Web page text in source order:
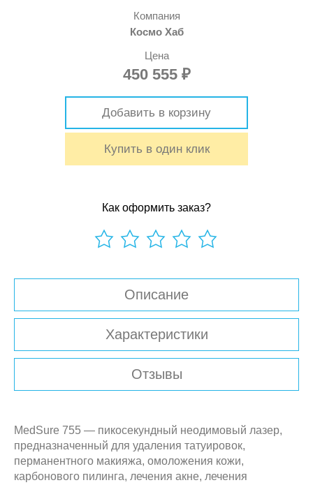
Компания
Космо Хаб
Цена
450 555 ₽
Добавить в корзину
Купить в один клик
Как оформить заказ?
0
Описание
Характеристики
Отзывы
MedSure 755 — пикосекундный неодимовый лазер,
предназначенный для удаления татуировок,
перманентного макияжа, омоложения кожи,
карбонового пилинга, лечения акне, лечения